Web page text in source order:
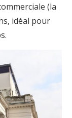
(la
idéal pour